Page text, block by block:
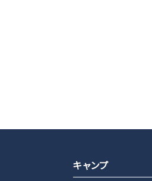
キャンプ